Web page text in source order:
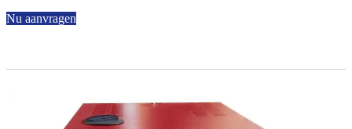
Nu aanvragen